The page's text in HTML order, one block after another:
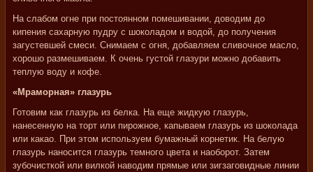
На слабом огне при постоянном помешивании, доводим до
кипения сахарную пудру с шоколадом и водой, до получения
загустевшей смеси. Снимаем с огня, добавляем сливочное масло,
хорошо размешиваем. К очень густой глазури можно добавить
теплую воду и кофе.
«Мраморная» глазурь
Готовим как глазурь из белка. На еще жидкую глазурь,
нанесенную на торт или пирожное, капываем глазурь из шоколада
или какао. При этом используем бумажный корнетик. На белую
глазурь наносится глазурь темного цвета и наоборот. Затем
зубочисткой или вилкой наводим прямые или зигзаговидные линии